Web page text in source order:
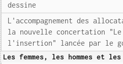
dessine
L'accompagnement des
la nouvelle concertation
l'insertion" lancée par le
Les femmes, les hommes et